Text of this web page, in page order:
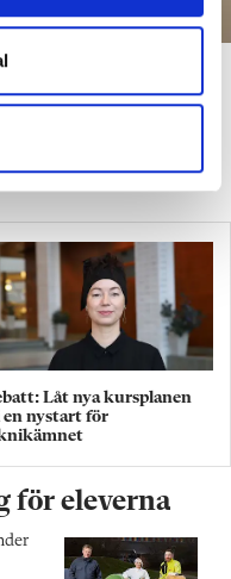
Låt nya kursplanen
en nystart för
för eleverna